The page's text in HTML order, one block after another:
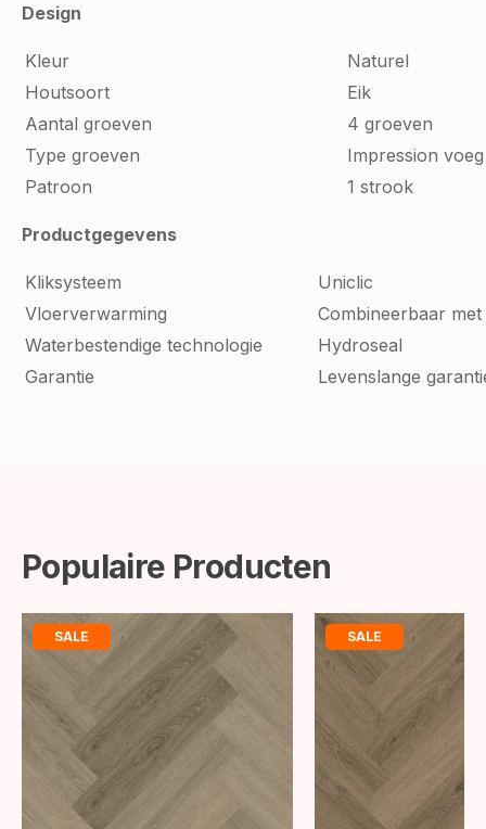
Design
Kleur
Naturel
Houtsoort
Eik
Aantal groeven
4 groeven
Type groeven
Impression voeg
Patroon
1 strook
Productgegevens
Kliksysteem
Uniclic
Vloerverwarming
Combineerbaar
Waterbestendige technologie
Hydroseal
Garantie
Levenslange
Populaire Producten
SALE SALE